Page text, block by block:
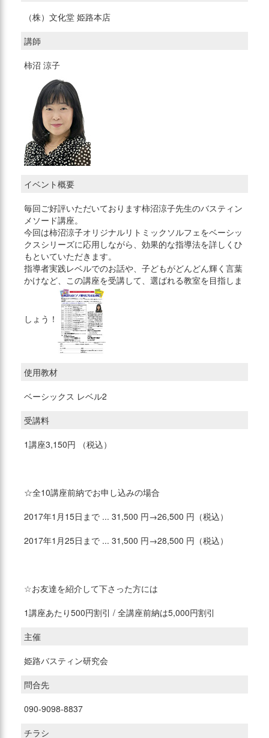
（株）文化堂 姫路本店
講師
柿沼 涼子
イベント概要
毎回ご好評いただいております柿沼涼子先生のバスティン
メソード講座。
今回は柿沼涼子オリジナルリトミックソルフェをベーシッ
クスシリーズに応用しながら、効果的な指導法を詳しくひ
もといていただきます。
指導者実践レベルでのお話や、子どもがどんどん輝く言葉
かけなど、この講座を受講して、選ばれる教室を目指しま
しょう！
使用教材
ベーシックス レベル2
受講料
1講座3,150円 （税込）
☆全10講座前納でお申し込みの場合
2017年1月15日まで ... 31,500 円→26,500 円（税込）
2017年1月25日まで ... 31,500 円→28,500 円（税込）
☆お友達を紹介して下さった方には
1講座あたり500円割引 / 全講座前納は5,000円割引
主催
姫路バスティン研究会
問合先
090-9098-8837
チラシ